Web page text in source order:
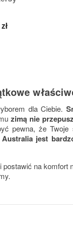
dla Ciebie.
zimą nie
pewna, że
jest
na komfort